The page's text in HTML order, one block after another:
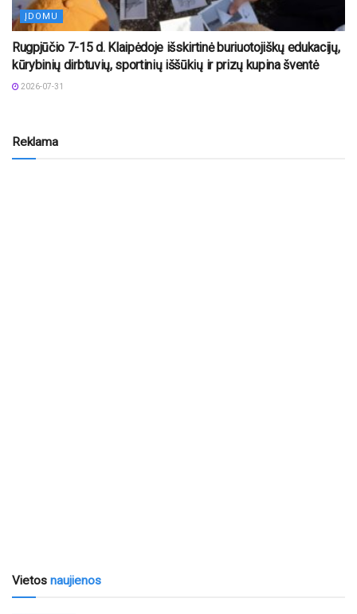
ĮDOMU
Rugpjūčio 7-15 d. Klaipėdoje išskirtinė buriuotojiškų edukacijų,
kūrybinių dirbtuvių, sportinių iššūkių ir prizų kupina šventė
2026-07-31
Reklama
Vietos naujienos